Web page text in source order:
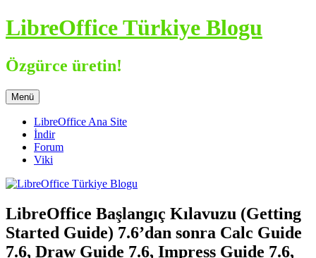
İçeriğe
atla
LibreOffice Türkiye Blogu
Özgürce üretin!
Menü
LibreOffice Ana Site
İndir
Forum
Viki
LibreOffice Başlangıç Kılavuzu (Getting
Started Guide) 7.6’dan sonra Calc Guide
7.6, Draw Guide 7.6, Impress Guide 7.6,